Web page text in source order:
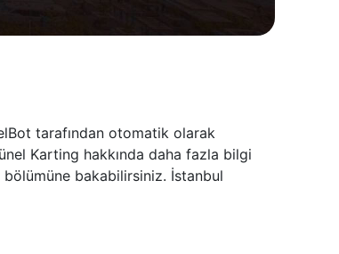
tarafından otomatik olarak
Karting hakkında daha fazla bilgi
bakabilirsiniz. İstanbul